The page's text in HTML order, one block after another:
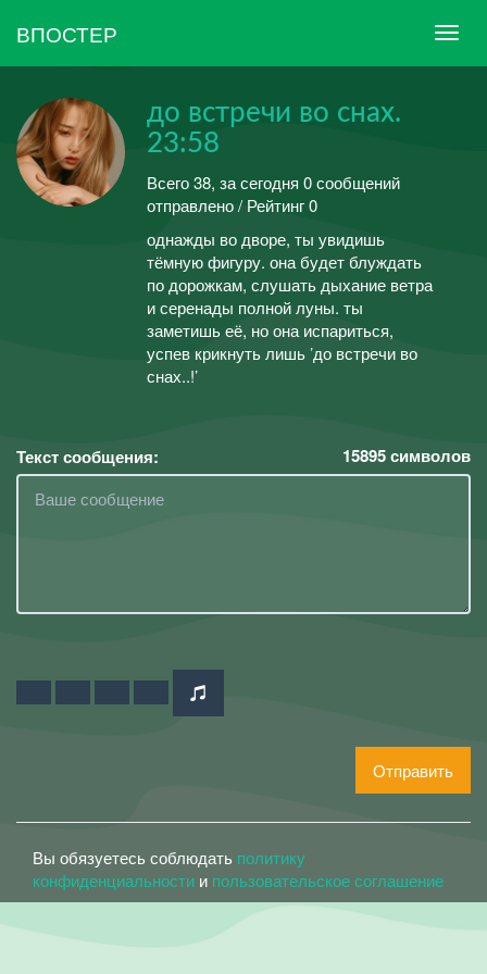
ВПОСТЕР
до встречи во снах.
23:58
Всего 38, за сегодня 0 сообщений
отправлено / Рейтинг 0
однажды во дворе, ты увидишь
тёмную фигуру. она будет блуждать
по дорожкам, слушать дыхание ветра
и серенады полной луны. ты
заметишь её, но она испариться,
успев крикнуть лишь ’до встречи во
снах..!’
Текст сообщения: 15895символов
Отправить
Вы обязуетесь соблюдать политику
конфиденциальности и пользовательское соглашение